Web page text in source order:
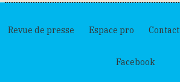
Revue de presse Espace pro Contact
Facebook